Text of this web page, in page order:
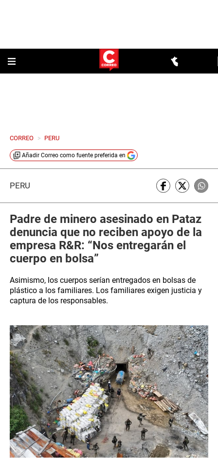
CORREO > PERU
Añadir Correo como fuente preferida en
PERÚ
Padre de minero asesinado en Pataz
denuncia que no reciben apoyo de la
empresa R&R: “Nos entregarán el
cuerpo en bolsa”
Asimismo, los cuerpos serían entregados en bolsas de
plástico a los familiares. Los familiares exigen justicia y
captura de los responsables.